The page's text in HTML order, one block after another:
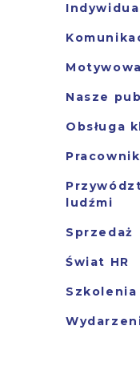
Nasze
Obsługa
ludźmi
Sprzedaż
Świat HR
Szkolenia